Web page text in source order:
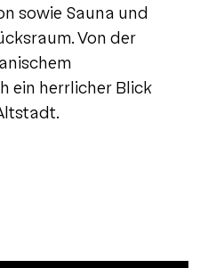
sowie Sauna und
Von der
ein herrlicher Blick